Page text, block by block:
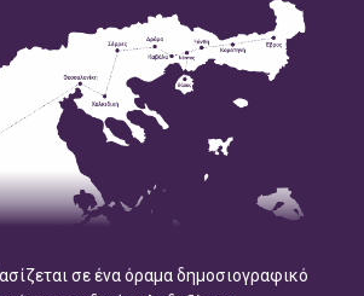
σε ένα όραμα δημοσιογραφικό